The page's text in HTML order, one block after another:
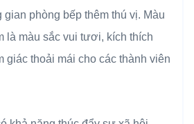
gian phòng bếp thêm thú vị. Màu
là màu sắc vui tươi, kích thích
giác thoải mái cho các thành viên